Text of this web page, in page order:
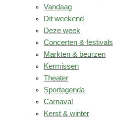
Vandaag
Dit weekend
Deze week
Concerten & festivals
Markten & beurzen
Kermissen
Theater
Sportagenda
Carnaval
Kerst & winter